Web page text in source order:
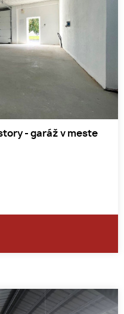
- garáž v meste